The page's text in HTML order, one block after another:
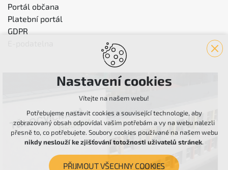
Portál občana
Platební portál
GDPR
Nastavení cookies
Vítejte na našem webu!
Potřebujeme nastavit cookies a související technologie, aby
zobrazovaný obsah odpovídal vašim potřebám a vy na webu nalezli
přesně to, co potřebujete. Soubory cookies používané na našem webu
nikdy neslouží ke zjišťování totožnosti uživatelů stránek.
PŘIJMOUT VŠECHNY COOKIES